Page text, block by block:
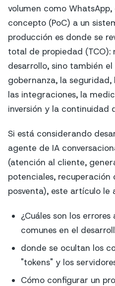
volumen como
concepto (PoC) a un
producción es donde se
total de propiedad (TCO):
desarrollo, sino también
gobernanza, la
las integraciones, la
inversión y la continuidad
Si está considerando
agente de IA
(atención al cliente,
potenciales,
posventa), este artículo le
¿Cuáles son los
comunes en el
donde se ocultan los
"tokens" y los
Cómo configurar un